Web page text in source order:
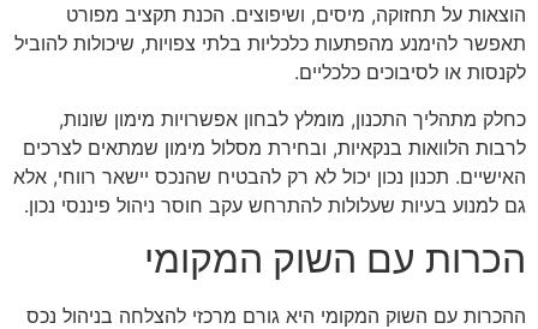
הוצאות על תחזוקה, מיסים, ושיפוצים. הכנת תקציב מפורט
תאפשר להימנע מהפתעות כלכליות בלתי צפויות, שיכולות להוביל
לקנסות או לסיבוכים כלכליים.
כחלק מתהליך התכנון, מומלץ לבחון אפשרויות מימון שונות,
לרבות הלוואות בנקאיות, ובחירת מסלול מימון שמתאים לצרכים
האישיים. תכנון נכון יכול לא רק להבטיח שהנכס יישאר רווחי, אלא
גם למנוע בעיות שעלולות להתרחש עקב חוסר ניהול פיננסי נכון.
הכרות עם השוק המקומי
ההכרות עם השוק המקומי היא גורם מרכזי להצלחה בניהול נכס